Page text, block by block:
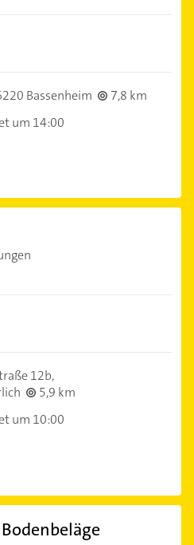
Bassenheim
7,8 km
um 14:00
12b,
5,9 km
um 10:00